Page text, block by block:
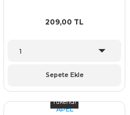
209,00 TL
Sepete Ekle
Tükendi
APEL